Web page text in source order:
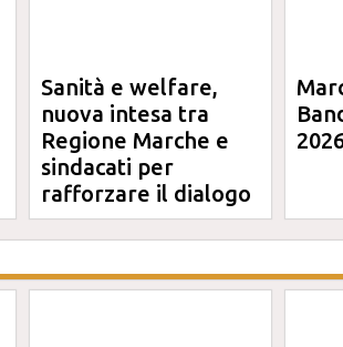
Sanità e welfare,
nuova intesa tra
Regione Marche e
sindacati per
rafforzare il dialogo